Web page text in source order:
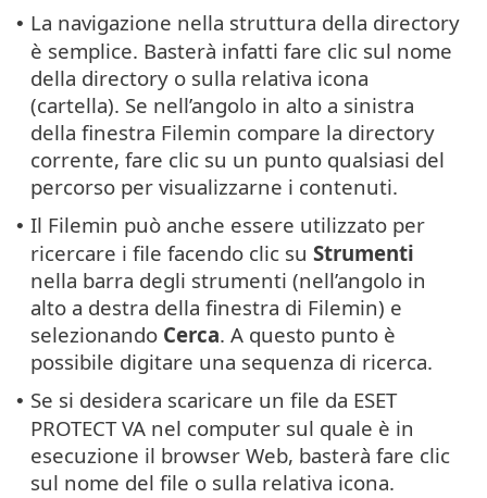
• La navigazione nella struttura della directory
è semplice. Basterà infatti fare clic sul nome
della directory o sulla relativa icona
(cartella). Se nell’angolo in alto a sinistra
della finestra Filemin compare la directory
corrente, fare clic su un punto qualsiasi del
percorso per visualizzarne i contenuti.
• Il Filemin può anche essere utilizzato per
ricercare i file facendo clic su Strumenti
nella barra degli strumenti (nell’angolo in
alto a destra della finestra di Filemin) e
selezionando Cerca. A questo punto è
possibile digitare una sequenza di ricerca.
• Se si desidera scaricare un file da ESET
PROTECT VA nel computer sul quale è in
esecuzione il browser Web, basterà fare clic
sul nome del file o sulla relativa icona.